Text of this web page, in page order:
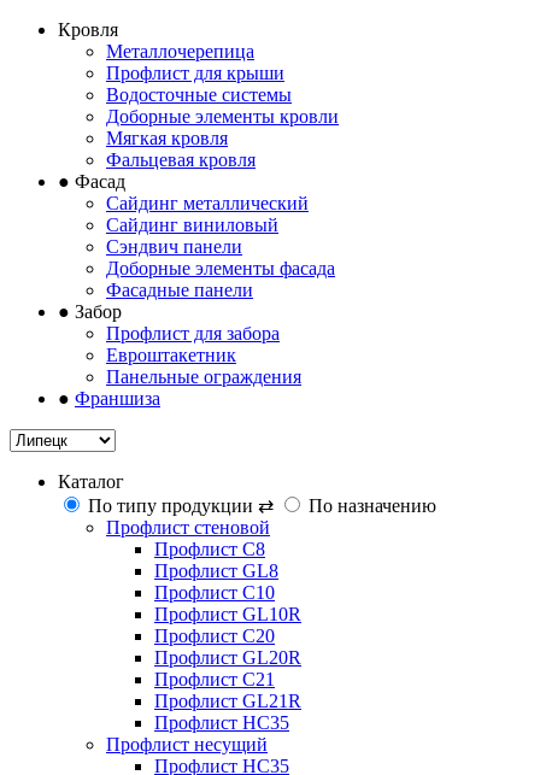
Кровля
Металлочерепица
Профлист для крыши
Водосточные системы
Доборные элементы кровли
Мягкая кровля
Фальцевая кровля
● Фасад
Сайдинг металлический
Сайдинг виниловый
Сэндвич панели
Доборные элементы фасада
Фасадные панели
● Забор
Профлист для забора
Евроштакетник
Панельные ограждения
● Франшиза
Каталог
По типу продукции ⇄
По назначению
Профлист стеновой
Профлист С8
Профлист GL8
Профлист С10
Профлист GL10R
Профлист С20
Профлист GL20R
Профлист С21
Профлист GL21R
Профлист НС35
Профлист несущий
Профлист НС35